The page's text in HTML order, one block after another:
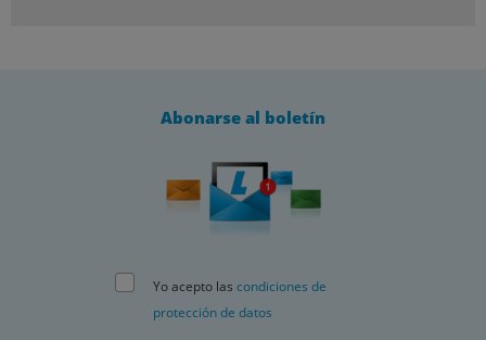
Abonarse al boletín
Yo acepto las condiciones de
protección de datos